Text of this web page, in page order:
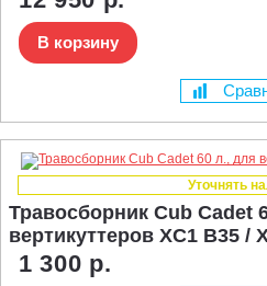
В корзину
Уточнять
Травосборник Cub Cadet
вертикуттеров XC1 B35 /
1 300 р.